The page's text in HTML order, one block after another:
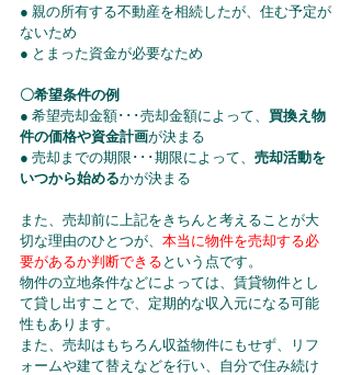
● 親の所有する不動産を相続したが、住む予定が
ないため
● とまった資金が必要なため
〇希望条件の例
● 希望売却金額･･･売却金額によって、 買換え物
件の価格や資金計画が決まる
● 売却までの期限･･･期限によって、 売却活動を
いつから始めるかが決まる
また、売却前に上記をきちんと考えることが大
切な理由のひとつが、 本当に物件を売却する必
要があるか判断できる という点です。
物件の立地条件などによっては、賃貸物件とし
て貸し出すことで、定期的な収入元になる可能
性もあります。
また、売却はもちろん収益物件にもせず、リフ
ォームや建て替えなどを行い、自分で住み続け